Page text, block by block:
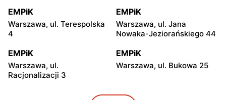
EMPiK
Warszawa, ul. Terespolska
4
EMPiK
Warszawa, ul. Jana
Nowaka-Jeziorańskiego 44
EMPiK
Warszawa, ul.
Racjonalizacji 3
EMPiK
Warszawa, ul. Bukowa 25
EMPiK